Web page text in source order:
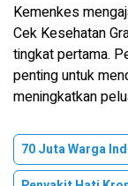
Kemenkes
Cek Kesehatan
tingkat pertama.
penting untuk
meningkatkan
70 Juta Warga